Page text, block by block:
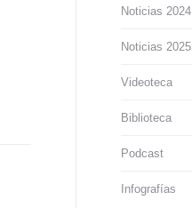
Noticias 2024
Noticias 2025
Videoteca
Biblioteca
Podcast
Infografías